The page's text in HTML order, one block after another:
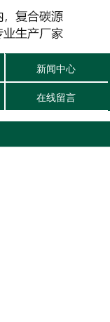
新闻中心
在线留言